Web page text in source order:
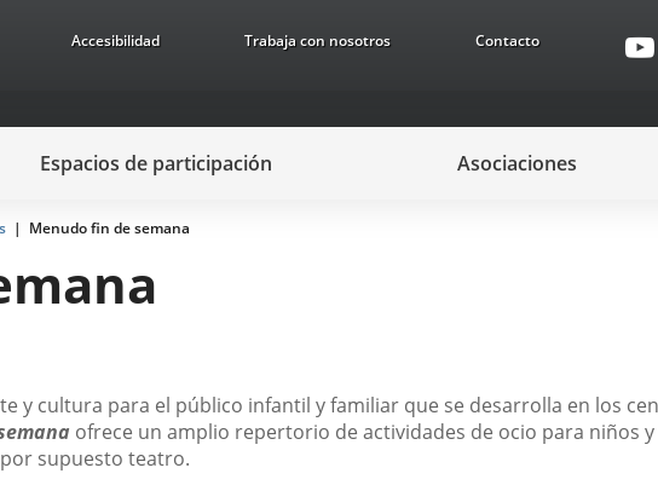
Accesibilidad Trabaja con nosotros Contacto
Espacios de participación Asociaciones
Menudo fin de semana
y cultura para el público infantil y familiar que se desarrolla en los
ofrece un amplio repertorio de actividades de ocio para niños
supuesto teatro.